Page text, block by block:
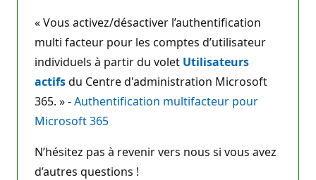
« Vous activez/désactiver l’authentification
multi facteur pour les comptes d’utilisateur
individuels à partir du volet Utilisateurs
actifsdu Centre d'administration Microsoft
365. » -Authentification multifacteur pour
Microsoft 365
N’hésitez pas à revenir vers nous si vous avez
d’autres questions !